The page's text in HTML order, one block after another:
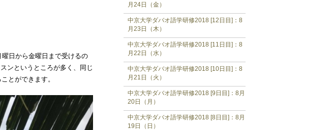
日から金曜日まで受けるの
ンというところが多く、同じ
とができます。
月24日（金）
中京大学ダバオ語学研修2018 [12日目]：8
月23日（木）
中京大学ダバオ語学研修2018 [11日目]：8
月22日（水）
中京大学ダバオ語学研修2018 [10日目]：8
月21日（火）
中京大学ダバオ語学研修2018 [9日目]：8月
20日（月）
中京大学ダバオ語学研修2018 [8日目]：8月
19日（日）